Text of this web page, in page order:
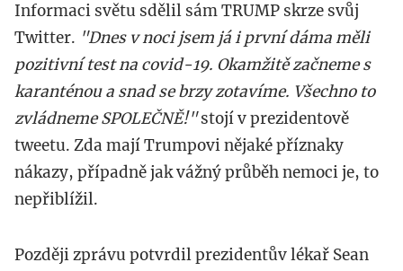
Informaci světu sdělil sám TRUMP skrze svůj
Twitter. "Dnes v noci jsem já i první dáma měli
pozitivní test na covid-19. Okamžitě začneme s
karanténou a snad se brzy zotavíme. Všechno to
zvládneme SPOLEČNĚ!"stojí v prezidentově
tweetu. Zda mají Trumpovi nějaké příznaky
nákazy, případně jak vážný průběh nemoci je, to
nepřiblížil.
Později zprávu potvrdil prezidentův lékař Sean